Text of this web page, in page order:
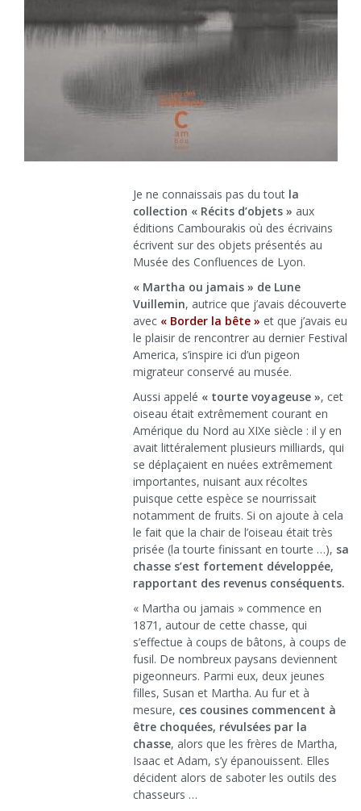
Je ne connaissais pas du tout la
collection « Récits d’objets » aux
éditions Cambourakis où des écrivains
écrivent sur des objets présentés au
Musée des Confluences de Lyon.
« Martha ou jamais » de Lune
Vuillemin, autrice que j’avais découverte
avec « Border la bête » et que j’avais eu
le plaisir de rencontrer au dernier Festival
America, s’inspire ici d’un pigeon
migrateur conservé au musée.
Aussi appelé « tourte voyageuse », cet
oiseau était extrêmement courant en
Amérique du Nord au XIXe siècle : il y en
avait littéralement plusieurs milliards, qui
se déplaçaient en nuées extrêmement
importantes, nuisant aux récoltes
puisque cette espèce se nourrissait
notamment de fruits. Si on ajoute à cela
le fait que la chair de l’oiseau était très
prisée (la tourte finissant en tourte …), sa
chasse s’est fortement développée,
rapportant des revenus conséquents.
« Martha ou jamais » commence en
1871, autour de cette chasse, qui
s’effectue à coups de bâtons, à coups de
fusil. De nombreux paysans deviennent
pigeonneurs. Parmi eux, deux jeunes
filles, Susan et Martha. Au fur et à
mesure, ces cousines commencent à
être choquées, révulsées par la
chasse, alors que les frères de Martha,
Isaac et Adam, s’y épanouissent. Elles
décident alors de saboter les outils des
chasseurs …